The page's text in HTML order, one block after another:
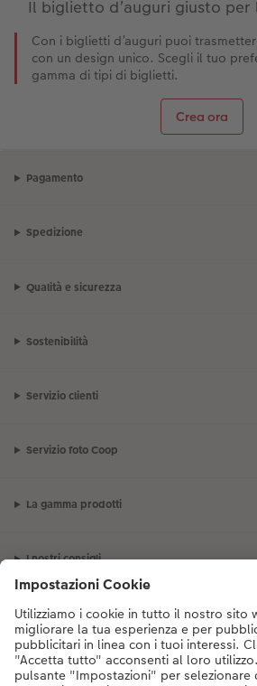
Il biglietto d’auguri giusto per
Con i biglietti d’auguri puoi
con un design unico. Scegli il tuo
gamma di tipi di biglietti.
Crea ora
Pagamento
Spedizione
Qualità e sicurezza
Sostenibilità
Servizio clienti
Servizio foto Coop
La gamma prodotti
I nostri consigli
Se hai domande sui prodotti o sull'ordine,
lunedì alla domenica dalle 9:00 alle 20:00
numero di telefono044 499 10 38 dal lunedì
20:00 (festività